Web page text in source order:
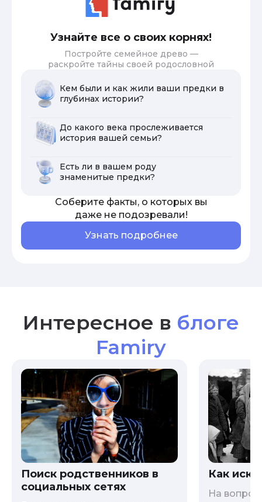
Узнайте все о своих корнях!
Постройте семейное древо —
раскройте тайны своей родословной
Кем были и как жили ваши предки в
глубинах истории?
До какого века прослеживается
история вашей семьи?
Есть ли в вашем роду
знаменитые предки?
Соберите факты, о которых вы
даже не подозревали!
Узнать подробнее
Интересное в блоге
Famiry
Поиск родственников в
социальных сетях
Как
На вопрос